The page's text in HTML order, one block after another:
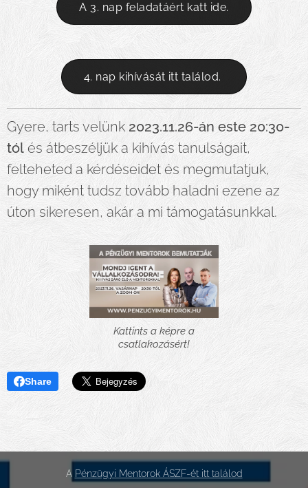
A 3. nap feladatáért katt ide.
4. nap kihívását itt találod.
Gyere, tarts velünk 2023.11.26-án este 20:30-
tól és átbeszéljük a kihívás tanulságait,
felteheted a kérdéseidet és megmutatjuk,
hogy miként tudsz tovább haladni ezene az
úton sikeresen, akár a mi támogatásunkkal.
Kattints a képre a
csatlakozásért!
Share
A Pénzügyi Mentorok ÁSZF-ét itt találod